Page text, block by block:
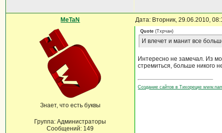
MeTaN Дата: Вторник, 29.06.2010,
Знает, что есть буквы
Группа: Администраторы
Сообщений: 149
Quote (Тхрчан)
И влечет и манит все
Интересно не замечал. Из
стремиться, больше никого
Создание сайтов в Тихорецке